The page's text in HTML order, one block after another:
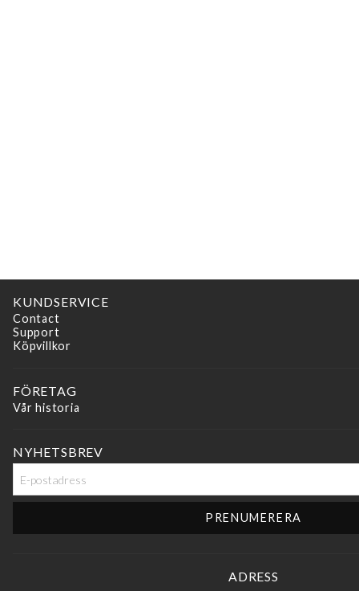
KUNDSERVICE
Contact
Support
Köpvillkor
FÖRETAG
Vår historia
NYHETSBREV
ADRESS